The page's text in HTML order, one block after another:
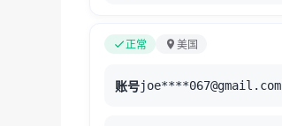
正常 美国
账号joe****067@gmail.com